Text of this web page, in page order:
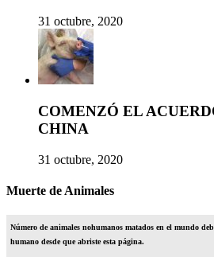
31 octubre, 2020
COMENZÓ EL
CHINA
31 octubre, 2020
Muerte de Animales
Número de animales nohumanos matados en el mundo
humano desde que abriste esta página.